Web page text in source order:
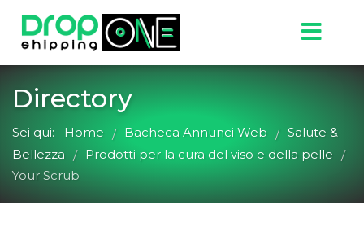
Directory
Sei qui: Home / Bacheca Annunci Web / Salute &
Bellezza / Prodotti per la cura del viso e della pelle /
Your Scrub